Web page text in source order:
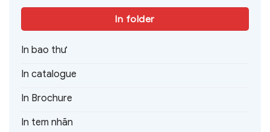
In folder
In bao thư
In catalogue
In Brochure
In tem nhãn